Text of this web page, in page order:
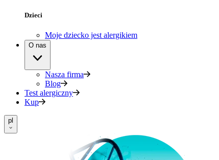
Dzieci
Moje dziecko jest alergikiem
O nas
Nasza firma
Blog
Test alergiczny
Kup
pl